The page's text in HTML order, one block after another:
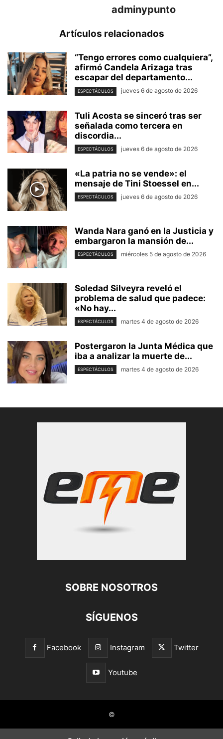
adminypunto
Artículos relacionados
“Tengo errores como cualquiera”,
afirmó Candela Arizaga tras
escapar del departamento...
ESPECTÁCULOS jueves 6 de agosto de 2026
Tuli Acosta se sinceró tras ser
señalada como tercera en
discordia...
ESPECTÁCULOS jueves 6 de agosto de 2026
«La patria no se vende»: el
mensaje de Tini Stoessel en...
ESPECTÁCULOS jueves 6 de agosto de 2026
Wanda Nara ganó en la Justicia y
embargaron la mansión de...
ESPECTÁCULOS miércoles 5 de agosto de 2026
Soledad Silveyra reveló el
problema de salud que padece:
«No hay...
ESPECTÁCULOS martes 4 de agosto de 2026
Postergaron la Junta Médica que
iba a analizar la muerte de...
ESPECTÁCULOS martes 4 de agosto de 2026
SOBRE NOSOTROS
SÍGUENOS
Facebook Instagram Twitter
Youtube
©